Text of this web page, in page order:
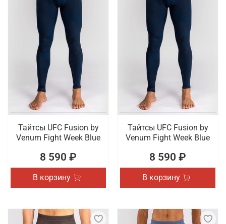
Тайтсы UFC Fusion by
Venum Fight Week Blue
8 590 ₽
В корзину
Тайтсы UFC Fusion by
Venum Fight Week Blue
8 590 ₽
В корзину